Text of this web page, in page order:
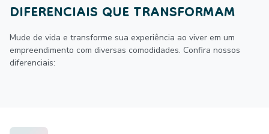
DIFERENCIAIS QUE TRANSFORMAM
Mude de vida e transforme sua experiência ao viver em um
empreendimento com diversas comodidades. Confira nossos
diferenciais: